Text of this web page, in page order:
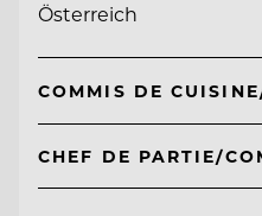
Österreich
COMMIS DE
CHEF DE PARTIE/